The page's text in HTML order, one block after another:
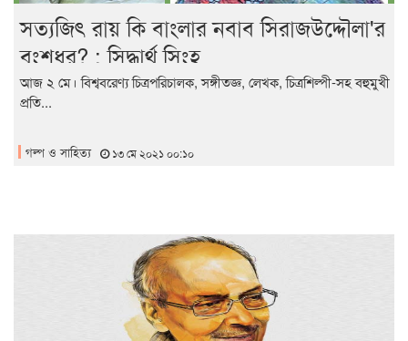
সত্যজিৎ রায় কি বাংলার নবাব সিরাজউদ্দৌলা'র
বংশধর? : সিদ্ধার্থ সিংহ
আজ ২ মে। বিশ্ববরেণ্য চিত্রপরিচালক, সঙ্গীতজ্ঞ, লেখক, চিত্রশিল্পী-সহ বহুমুখী
প্রতি...
গল্প ও সাহিত্য ১৩ মে ২০২১ ০০:১০